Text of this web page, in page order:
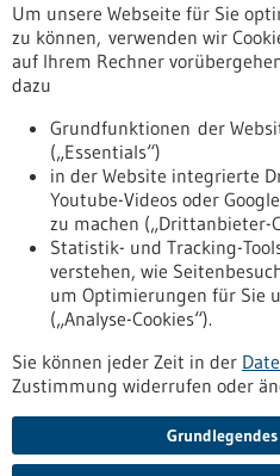
Erscheinungsdatum
Nach oben
Informiert bleiben
Newsletter abonnieren
Um unsere Webseite für Sie
zu können, verwenden wir
auf Ihrem Rechner
dazu
Grundfunktionen der
(„Essentials“)
in der Website integrierte
Youtube-Videos oder
zu machen („Drittanbieter-
Statistik- und Tracking-
verstehen, wie
um Optimierungen für Sie
(„Analyse-Cookies“).
Sie können jeder Zeit in der
Zustimmung widerrufen oder